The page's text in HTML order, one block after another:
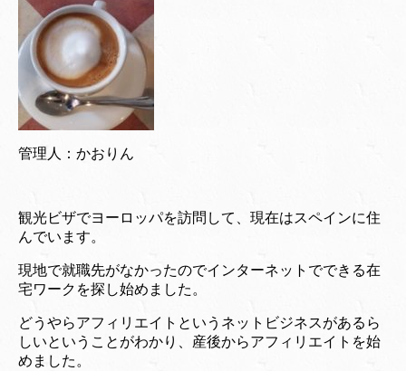
管理人：かおりん
観光ビザでヨーロッパを訪問して、現在はスペインに住
んでいます。
現地で就職先がなかったのでインターネットでできる在
宅ワークを探し始めました。
どうやらアフィリエイトというネットビジネスがあるら
しいということがわかり、産後からアフィリエイトを始
めました。